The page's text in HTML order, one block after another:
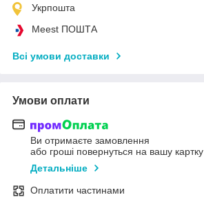
Укрпошта
Meest ПОШТА
Всі умови доставки
Умови оплати
Ви отримаєте замовлення
або гроші повернуться на вашу картку
Детальніше
Оплатити частинами